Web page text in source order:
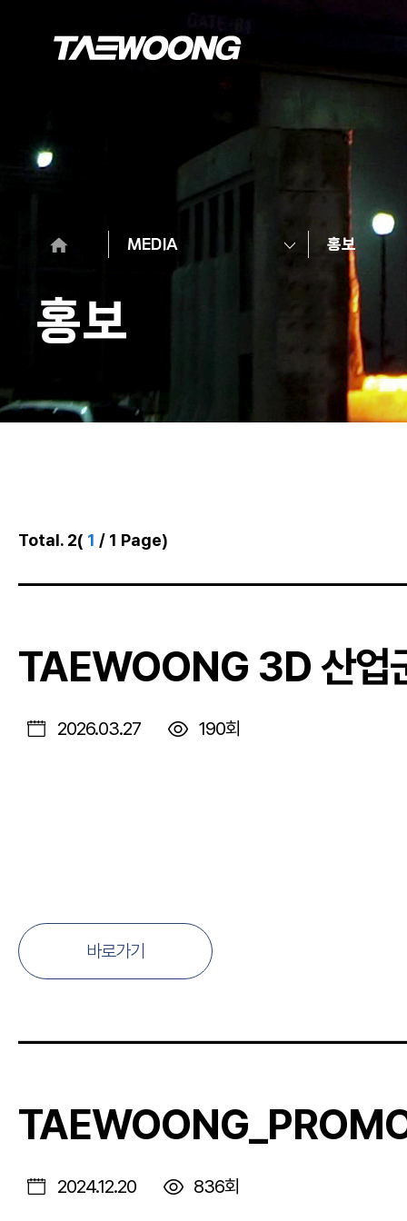
홍보
MEDIA 홍보
Total. 2( 1 / 1 Page)
TAEWOONG 3D 산업
2026.03.27 190회
바로가기
2024.12.20 836회